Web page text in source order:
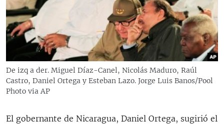
RADIO MARTÍ
ESPECIALES
ESPECIALES
LA REALIDAD DE LA VIVIENDA EN CUBA
SER VIEJO EN CUBA
LOS SANTOS DE HIALEAH
MULTIMEDIA
EDITORIALES
SÍGUENOS
De izq a der. Miguel Díaz-Canel, Nicolás Maduro, Raúl
Castro, Daniel Ortega y Esteban Lazo. Jorge Luis Banos/Pool
Photo via AP
El gobernante de Nicaragua, Daniel Ortega, sugirió el